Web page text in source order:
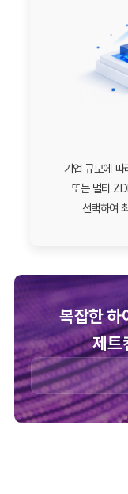
기업 규모에
또는 멀티
선택하여
복잡한 하
제트